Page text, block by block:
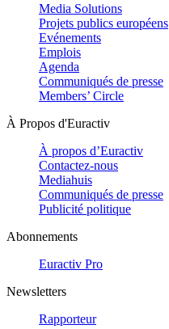
Media Solutions
Projets publics européens
Evénements
Emplois
Agenda
Communiqués de presse
Members’ Circle
À Propos d'Euractiv
À propos d’Euractiv
Contactez-nous
Mediahuis
Communiqués de presse
Publicité politique
Abonnements
Euractiv Pro
Newsletters
Rapporteur